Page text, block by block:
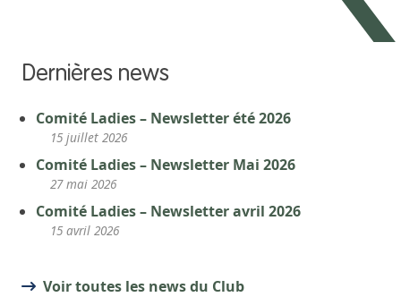
Dernières news
Comité Ladies – Newsletter été 2026
15 juillet 2026
Comité Ladies – Newsletter Mai 2026
27 mai 2026
Comité Ladies – Newsletter avril 2026
15 avril 2026
Voir toutes les news du Club